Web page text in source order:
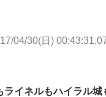
04/30(日)
ライネルもハイラル